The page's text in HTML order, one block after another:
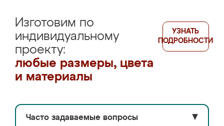
Изготовим по
индивидуальному
проекту:
любые размеры, цвета
и материалы
УЗНАТЬ
ПОДРОБНОСТИ
Часто задаваемые вопросы ▼